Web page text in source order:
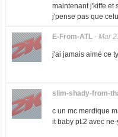
maintenant j'kiffe et
j'pense pas que
E-From-ATL- Mar
j'ai jamais aimé ce
slim-shady-from-
c un mc merdique
it baby pt.2 avec